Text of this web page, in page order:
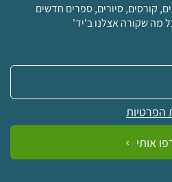
קורסים, סיורים, ספרים חדשים
מה שקורה אצלנו ב'יד'
הפרטיות
אותי